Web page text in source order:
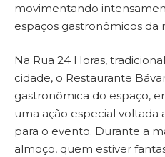
movimentando
espaços gastronômicos da
Na Rua 24 Horas,
cidade, o Restaurante
gastronômica do espaço,
uma ação especial voltada
para o evento. Durante a
almoço, quem estiver